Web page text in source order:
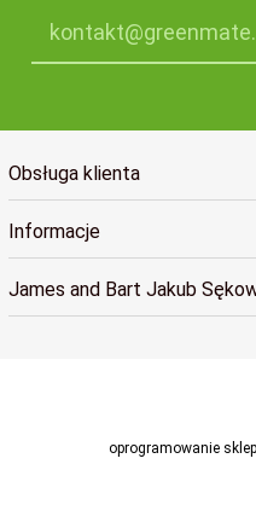
Obsługa klienta
Informacje
James and Bart Jakub
oprogramowanie